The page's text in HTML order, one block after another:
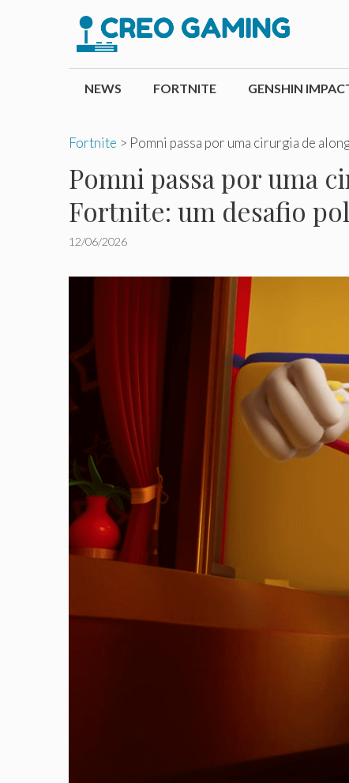
conteúdo
NEWS FORTNITE GENSHIN
Fortnite > Pomni passa por uma cirurgia de
Pomni passa por uma
Fortnite: um desafio
12/06/2026